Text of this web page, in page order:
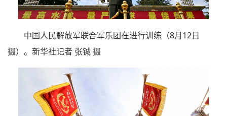
中国人民解放军联合军乐团在进行训练（8月12日
摄）。新华社记者 张铖 摄